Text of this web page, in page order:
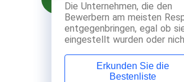
Die Unternehmen, die den
Bewerbern am meisten
entgegenbringen, egal ob
eingestellt wurden oder
Erkunden Sie die
Bestenliste